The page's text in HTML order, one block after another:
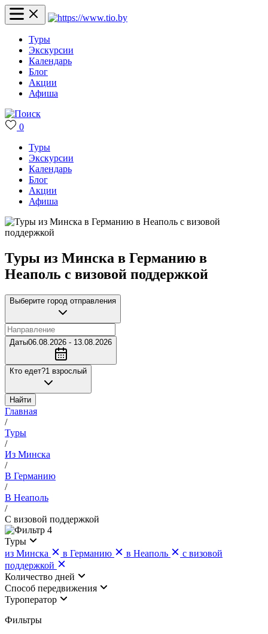
Туры
Экскурсии
Календарь
Блог
Акции
Афиша
0
Туры
Экскурсии
Календарь
Блог
Акции
Афиша
Туры из Минска в Германию в
Неаполь с визовой поддержкой
Выберите город отправления
Даты06.08.2026 - 13.08.2026
Кто едет?1 взрослый
Найти
Главная
/
Туры
/
Из Минска
/
В Германию
/
В Неаполь
/
С визовой поддержкой
4
Туры
из Минска
в Германию в Неаполь
с визовой
поддержкой
Количество дней
Cпособ передвижения
Туроператор
Фильтры